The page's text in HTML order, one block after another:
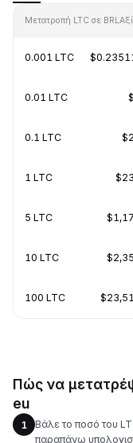
Μετατροπή LTC σε BRL
0.001 LTC
0.01 LTC
0.1 LTC
1 LTC
5 LTC
10 LTC
100 LTC
Πώς να
eu
1
Βάλε το ποσό του
παραπάνω